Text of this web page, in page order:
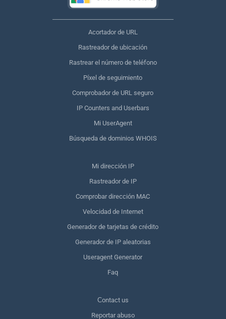
Acortador de URL
Rastreador de ubicación
Rastrear el número de teléfono
Píxel de seguimiento
Comprobador de URL seguro
IP Counters and Userbars
Mi UserAgent
Búsqueda de dominios WHOIS
Mi dirección IP
Rastreador de IP
Comprobar dirección MAC
Velocidad de Internet
Generador de tarjetas de crédito
Generador de IP aleatorias
Useragent Generator
Faq
Сontact us
Reportar abuso